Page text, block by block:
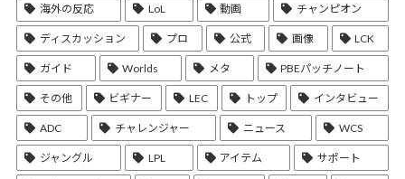
海外の反応 LoL 動画 チャンピオン
ディスカッション プロ 公式 画像 LCK
ガイド Worlds メタ PBEパッチノート
その他 ビギナー LEC トップ インタビュー
ADC チャレンジャー ニュース WCS
ジャングル LPL アイテム サポート